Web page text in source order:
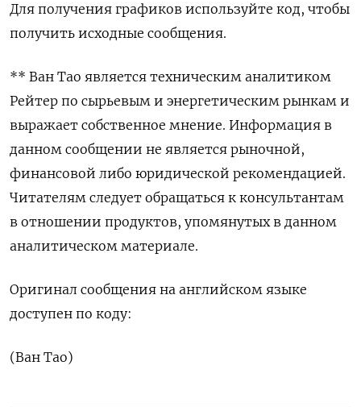
Для получения графиков используйте код, чтобы
получить исходные сообщения.
** Ван Тао является техническим аналитиком
Рейтер по сырьевым и энергетическим рынкам и
выражает собственное мнение. Информация в
данном сообщении не является рыночной,
финансовой либо юридической рекомендацией.
Читателям следует обращаться к консультантам
в отношении продуктов, упомянутых в данном
аналитическом материале.
Оригинал сообщения на английском языке
доступен по коду:
(Ван Тао)